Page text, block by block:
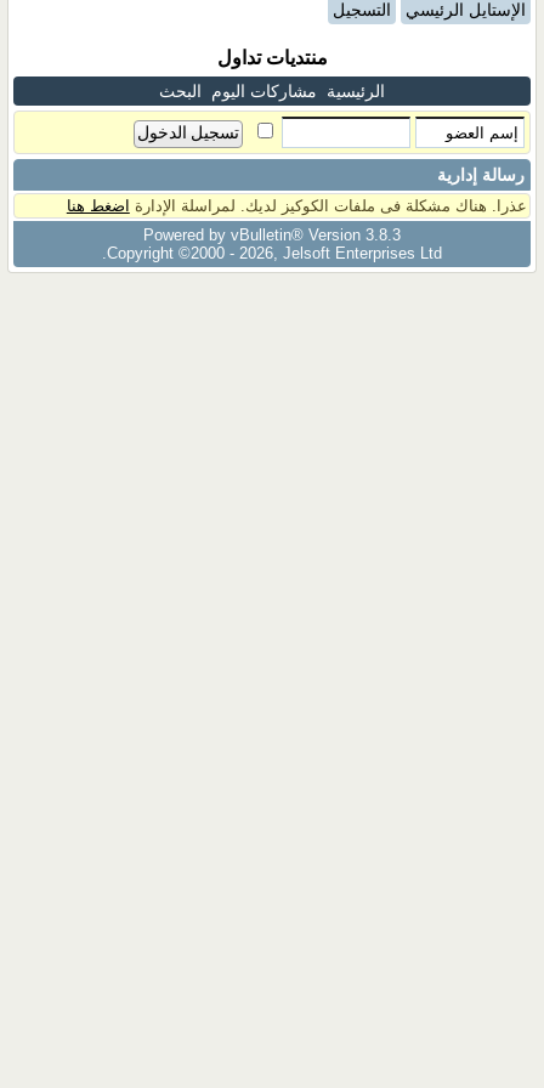
الإستايل الرئيسي التسجيل
منتديات تداول
الرئيسية مشاركات اليوم البحث
رسالة إدارية
عذرا. هناك مشكلة فى ملفات الكوكيز لديك. لمراسلة الإدارة اضغط هنا
Powered by vBulletin® Version 3.8.3
Copyright ©2000 - 2026, Jelsoft Enterprises Ltd.